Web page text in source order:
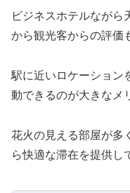
ビジネスホテルながら
から観光客からの評価
駅に近いロケーション
動できるのが大きなメ
花火の見える部屋が多
ら快適な滞在を提供し